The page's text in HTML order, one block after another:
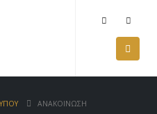
ΑΝΑΚΟΙΝΩΣΗ